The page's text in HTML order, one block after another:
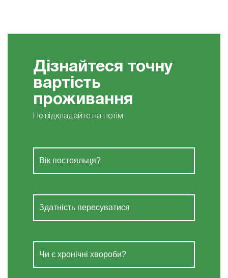
Дізнайтеся точну
вартість
проживання
Не відкладайте на потім